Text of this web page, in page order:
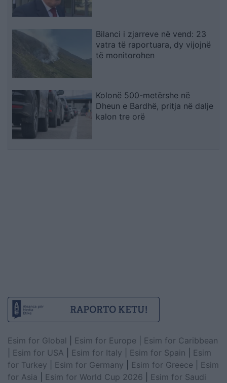
Bilanci i zjarreve në vend: 23
vatra të raportuara, dy vijojnë
të monitorohen
Kolonë 500-metërshe në
Dheun e Bardhë, pritja në dalje
kalon tre orë
Esim for Global Esim for Europe
Esim for Caribbean
Esim for USA Esim for Italy Esim for Spain
Esim
for Turkey
Esim for Germany Esim for Greece
Esim
for Asia
Esim for World Cup 2026
Esim for Saudi